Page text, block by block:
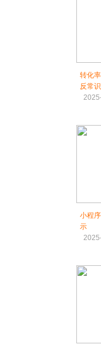
转化
反常
小程
示